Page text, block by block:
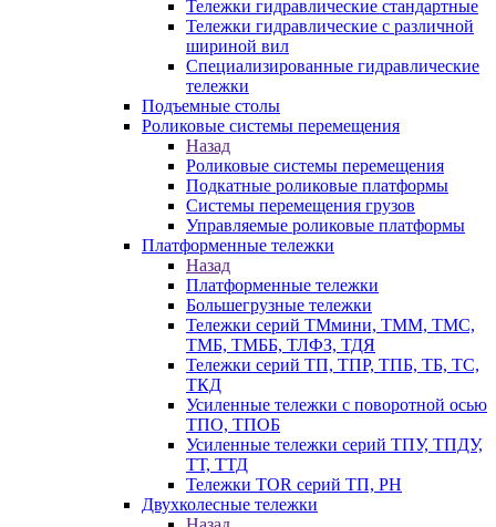
Тележки гидравлические стандартные
Тележки гидравлические с различной
шириной вил
Специализированные гидравлические
тележки
Подъемные столы
Роликовые системы перемещения
Назад
Роликовые системы перемещения
Подкатные роликовые платформы
Системы перемещения грузов
Управляемые роликовые платформы
Платформенные тележки
Назад
Платформенные тележки
Большегрузные тележки
Тележки серий ТМмини, ТММ, ТМС,
ТМБ, ТМББ, ТЛФЗ, ТДЯ
Тележки серий ТП, ТПР, ТПБ, ТБ, ТС,
ТКД
Усиленные тележки с поворотной осью
ТПО, ТПОБ
Усиленные тележки серий ТПУ, ТПДУ,
ТТ, ТТД
Тележки TOR серий ТП, PH
Двухколесные тележки